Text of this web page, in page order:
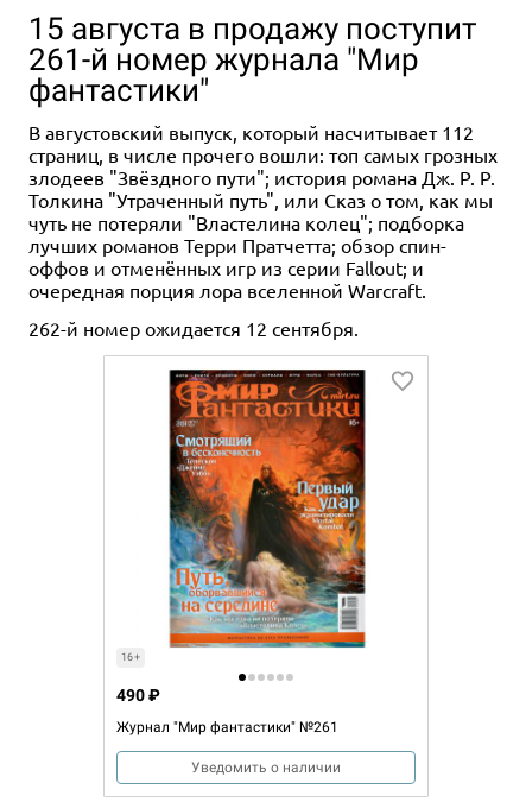
Игрушка-антистресс
"Морской котик"
690 ₽
Купить
Стикерпак "Кубопрыги"
133 ₽ 190 ₽ -30%
15 августа в продажу поступит
261-й номер журнала "Мир
фантастики"
В августовский выпуск, который насчитывает 112
страниц, в числе прочего вошли: топ самых грозных
злодеев "Звёздного пути"; история романа Дж. Р. Р.
Толкина "Утраченный путь", или Сказ о том, как мы
чуть не потеряли "Властелина колец"; подборка
лучших романов Терри Пратчетта; обзор спин-
оффов и отменённых игр из серии Fallout; и
очередная порция лора вселенной Warcraft.
262-й номер ожидается 12 сентября.
16+
Журнал "Мир фантастики" №261
490 ₽
Уведомить о наличии